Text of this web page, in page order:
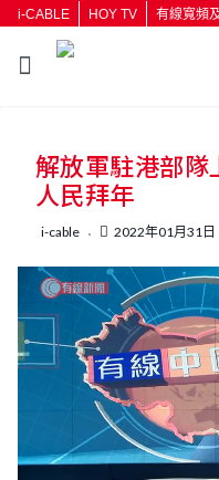
i-CABLE HOY TV 有線寬頻
按
解放軍駐港部
人民拜年
i-cable 2022年01月31日